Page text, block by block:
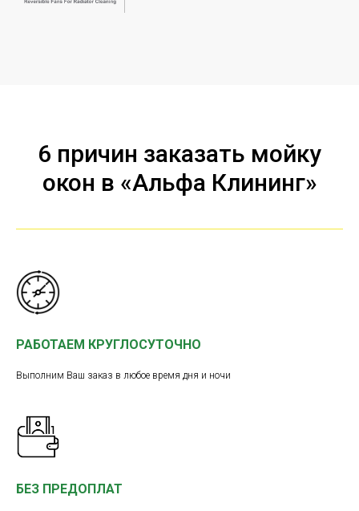
6 причин заказать мойку
окон в «Альфа Клининг»
РАБОТАЕМ КРУГЛОСУТОЧНО
Выполним Ваш заказ в любое время дня и ночи
БЕЗ ПРЕДОПЛАТ